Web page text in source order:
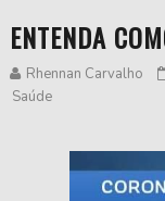
ENTENDA
Rhennan Carvalho
Saúde